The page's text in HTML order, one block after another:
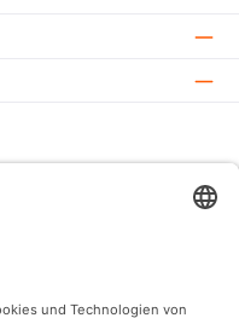
zzgl.
und ggf.
anders angegeben.
vorbehalten. Theme by